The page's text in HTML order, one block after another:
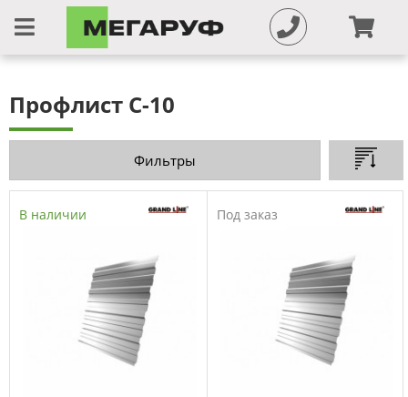
Профлист C-10
Фильтры
В наличии Под заказ